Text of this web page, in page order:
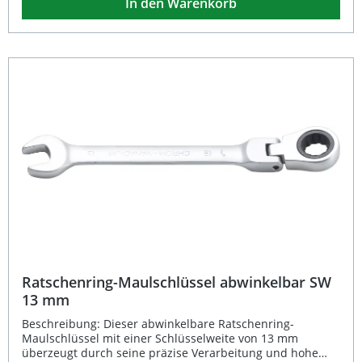
ergonomisches Arbeiten und optimale Kraftübertragung.
Gefertigt aus hochwertigem Chrom-Vanadium-Stahl mit
matt verchromter Oberfläche ist der Schlüssel besonders
Gelenk für flexibles Arbeiten Feinverzahnung mit 72
In den Warenkorb
Ratschenring-Maulschlüssel abwinkelbar SW
13 mm
Beschreibung: Dieser abwinkelbare Ratschenring-
Maulschlüssel mit einer Schlüsselweite von 13 mm
überzeugt durch seine präzise Verarbeitung und hohe